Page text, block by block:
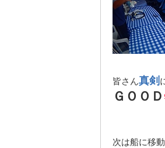
皆さん真剣
ＧＯＯＤ
次は船に移